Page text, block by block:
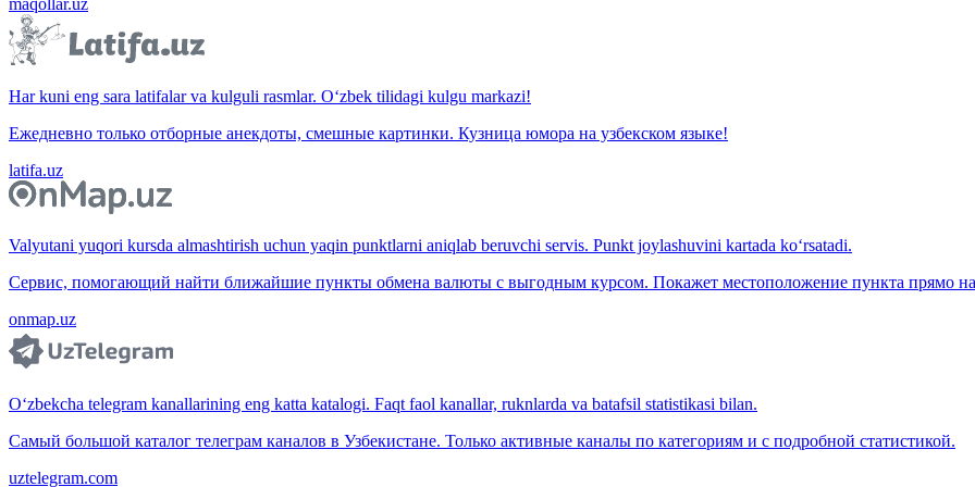
maqollar.uz
Har kuni eng sara latifalar va kulguli rasmlar. O‘zbek tilidagi kulgu markazi!
Ежедневно только отборные анекдоты, смешные картинки. Кузница юмора на узбекском языке!
latifa.uz
Valyutani yuqori kursda almashtirish uchun yaqin punktlarni aniqlab beruvchi servis. Punkt joylashuvini kartada ko‘rsatadi.
Сервис, помогающий найти ближайшие пункты обмена валюты с выгодным курсом. Покажет местоположение пункта прямо на
onmap.uz
O‘zbekcha telegram kanallarining eng katta katalogi. Faqt faol kanallar, ruknlarda va batafsil statistikasi bilan.
Самый большой каталог телеграм каналов в Узбекистане. Только активные каналы по категориям и с подробной статистикой.
uztelegram.com